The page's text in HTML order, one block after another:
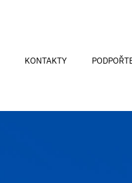
KONTAKTY